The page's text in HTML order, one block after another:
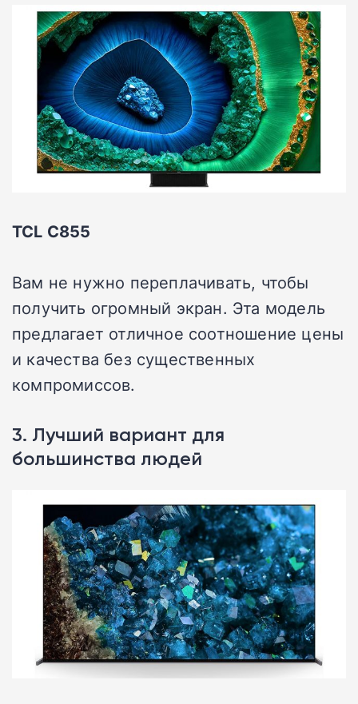
TCL C855
Вам не нужно переплачивать, чтобы
получить огромный экран. Эта модель
предлагает отличное соотношение цены
и качества без существенных
компромиссов.
3. Лучший вариант для
большинства людей